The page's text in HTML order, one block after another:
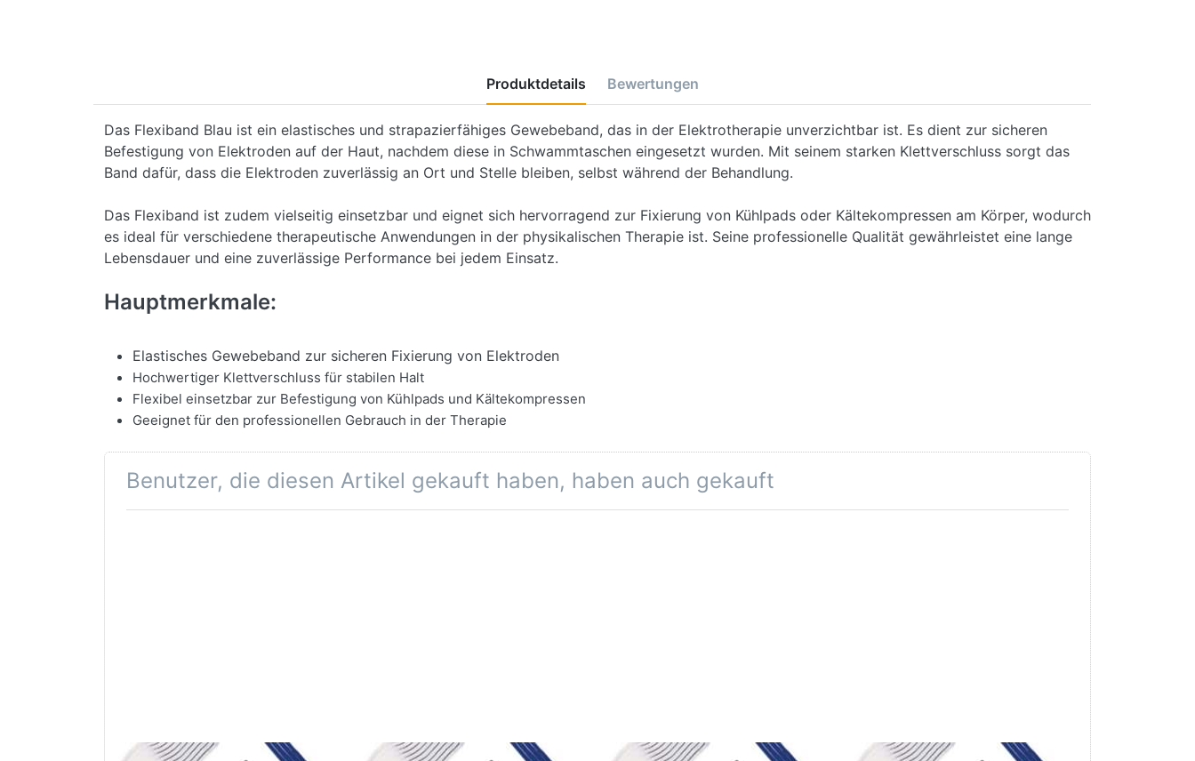
Produktdetails Bewertungen
Das Flexiband Blau ist ein elastisches und strapazierfähiges Gewebeband, das in der Elektrotherapie unverzichtbar ist. Es dient zur sicheren
Befestigung von Elektroden auf der Haut, nachdem diese in Schwammtaschen eingesetzt wurden. Mit seinem starken Klettverschluss sorgt das
Band dafür, dass die Elektroden zuverlässig an Ort und Stelle bleiben, selbst während der Behandlung.
Das Flexiband ist zudem vielseitig einsetzbar und eignet sich hervorragend zur Fixierung von Kühlpads oder Kältekompressen am Körper, wodurch
es ideal für verschiedene therapeutische Anwendungen in der physikalischen Therapie ist. Seine professionelle Qualität gewährleistet eine lange
Lebensdauer und eine zuverlässige Performance bei jedem Einsatz.
Hauptmerkmale:
Elastisches Gewebeband zur sicheren Fixierung von Elektroden
Hochwertiger Klettverschluss für stabilen Halt
Flexibel einsetzbar zur Befestigung von Kühlpads und Kältekompressen
Geeignet für den professionellen Gebrauch in der Therapie
Benutzer, die diesen Artikel gekauft haben, haben auch gekauft